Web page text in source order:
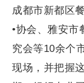
成都市新都区
•协会、雅安市
究会等10余个
现场，并把握